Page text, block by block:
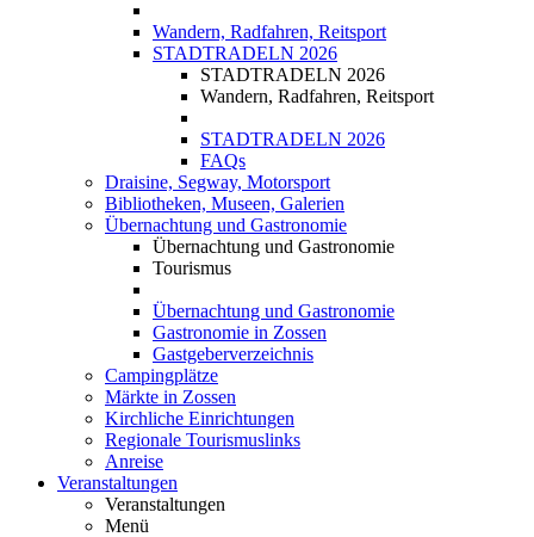
Wandern, Radfahren, Reitsport
STADTRADELN 2026
STADTRADELN 2026
Wandern, Radfahren, Reitsport
STADTRADELN 2026
FAQs
Draisine, Segway, Motorsport
Bibliotheken, Museen, Galerien
Übernachtung und Gastronomie
Übernachtung und Gastronomie
Tourismus
Übernachtung und Gastronomie
Gastronomie in Zossen
Gastgeberverzeichnis
Campingplätze
Märkte in Zossen
Kirchliche Einrichtungen
Regionale Tourismuslinks
Anreise
Veranstaltungen
Veranstaltungen
Menü